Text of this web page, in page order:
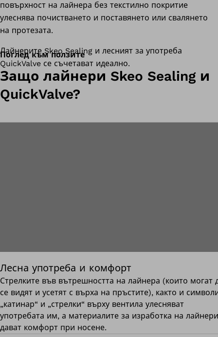
повърхност на лайнера без текстилно покритие
улеснява почистването и поставянето или свалянето
на протезата.
Лайнерите Skeo Sealing и лесният за употреба
QuickValve се съчетават идеално.
Поглед към ползите
Защо лайнери Skeo Sealing и
QuickValve?
Лесна употреба и комфорт
Стрелките във вътрешността на лайнера (които могат
се видят и усетят с върха на пръстите), както и
„катинар“ и „стрелки“ върху вентила улесняват
употребата им, а материалите за изработка на
дават комфорт при носене.